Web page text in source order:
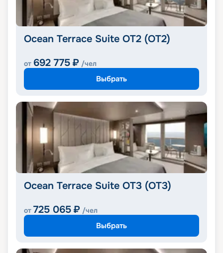
Ocean Terrace Suite OT2 (OT2)
от 692 775 ₽ /чел
Выбрать
Ocean Terrace Suite OT3 (OT3)
от 725 065 ₽ /чел
Выбрать